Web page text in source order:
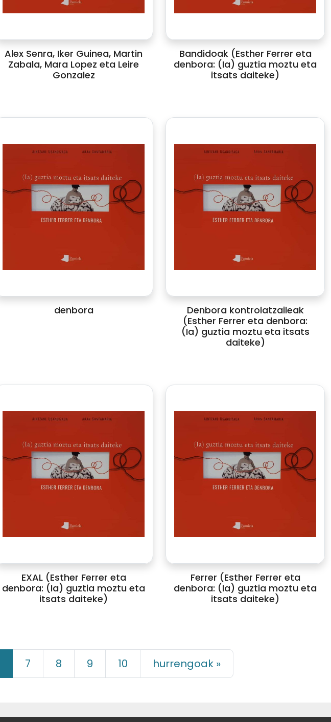
Alex Senra, Iker Guinea, Martin
Zabala, Mara Lopez eta Leire
Gonzalez
Bandidoak (Esther Ferrer eta
denbora: (Ia) guztia moztu eta
itsats daiteke)
denbora
Denbora kontrolatzaileak
(Esther Ferrer eta denbora:
(Ia) guztia moztu eta itsats
daiteke)
EXAL (Esther Ferrer eta
denbora: (Ia) guztia moztu eta
itsats daiteke)
Ferrer (Esther Ferrer eta
denbora: (Ia) guztia moztu eta
itsats daiteke)
7 8 9 10 hurrengoak »
LAGUNTZAILEAK: